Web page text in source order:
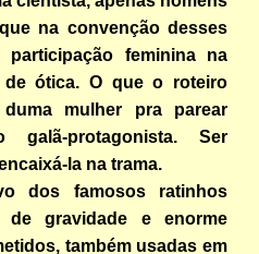
na convenção desses
feminina na
ótica. O que o roteiro
mulher pra parear
galã-protagonista. Ser
la na trama.
dos famosos ratinhos
de gravidade e enorme
também usadas em